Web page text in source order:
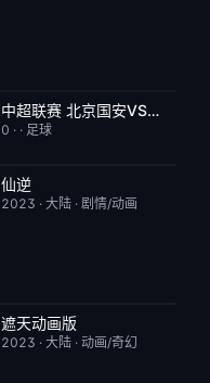
已完结 5.0
中超联赛 北京国安VS深圳新鹏城20260807
0 · · 足球
更新至第153集
仙逆
2023 · 大陆· 剧情/动画
更新至第174集
遮天动画版
2023 · 大陆· 动画/奇幻